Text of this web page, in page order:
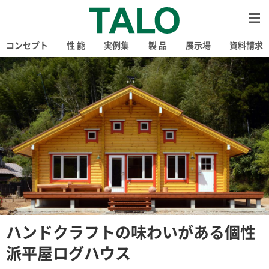
コンセプト 性 能 実例集 製 品 展示場 資料請求
ハンドクラフトの味わいがある個性
派平屋ログハウス